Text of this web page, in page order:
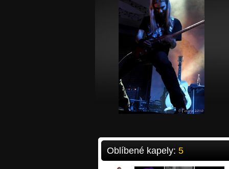
Oblíbené kapely: 5